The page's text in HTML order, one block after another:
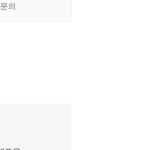
문의